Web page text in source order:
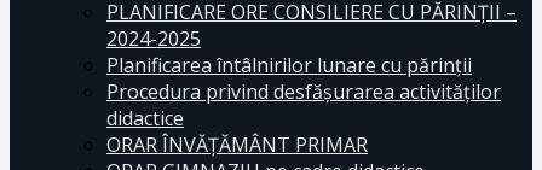
PLANIFICARE ORE CONSILIERE CU PĂRINȚII –
2024-2025
Planificarea întâlnirilor lunare cu părinții
Procedura privind desfășurarea activităților
didactice
ORAR ÎNVĂȚĂMÂNT PRIMAR